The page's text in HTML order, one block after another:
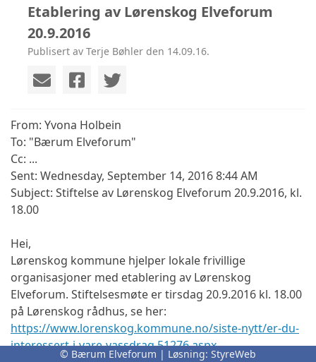
Etablering av Lørenskog Elveforum
20.9.2016
Publisert av Terje Bøhler den 14.09.16.
From: Yvona Holbein
To: "Bærum Elveforum"
Cc: ...
Sent: Wednesday, September 14, 2016 8:44 AM
Subject: Stiftelse av Lørenskog Elveforum 20.9.2016, kl.
18.00
Hei,
Lørenskog kommune hjelper lokale frivillige
organisasjoner med etablering av Lørenskog
Elveforum. Stiftelsesmøte er tirsdag 20.9.2016 kl. 18.00
på Lørenskog rådhus, se her:
https://www.lorenskog.kommune.no/siste-nytt/er-du-
interessert-i-vare-vassdrag.51276.aspx
© Bærum Elveforum | Løsning: StyreWeb